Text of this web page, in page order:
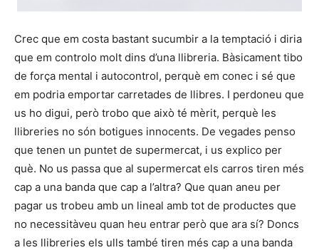
Crec que em costa bastant sucumbir a la temptació i diria
que em controlo molt dins d’una llibreria. Bàsicament tibo
de força mental i autocontrol, perquè em conec i sé que
em podria emportar carretades de llibres. I perdoneu que
us ho digui, però trobo que això té mèrit, perquè les
llibreries no són botigues innocents. De vegades penso
que tenen un puntet de supermercat, i us explico per
què. No us passa que al supermercat els carros tiren més
cap a una banda que cap a l’altra? Que quan aneu per
pagar us trobeu amb un lineal amb tot de productes que
no necessitàveu quan heu entrar però que ara sí? Doncs
a les llibreries els ulls també tiren més cap a una banda